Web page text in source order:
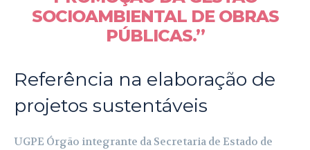
SOCIOAMBIENTAL DE OBRAS
PÚBLICAS.”
Referência na elaboração de
projetos sustentáveis
UGPE Órgão integrante da Secretaria de Estado de